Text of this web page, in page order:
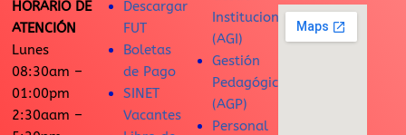
HORARIO DE
ATENCIÓN
Lunes
08:30am –
01:00pm
2:30aam –
Descargar
FUT
Boletas
de Pago
SINET
Vacantes
Institucional
(AGI)
Gestión
Pedagógica
(AGP)
Personal